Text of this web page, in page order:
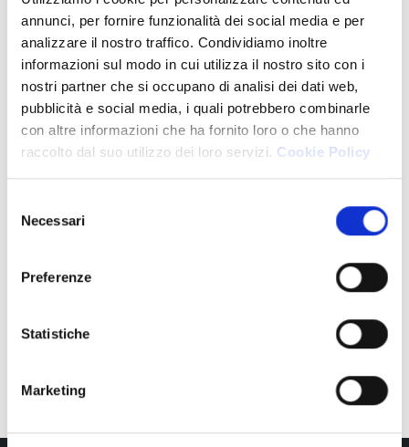
annunci, per fornire funzionalità dei social media e per
analizzare il nostro traffico. Condividiamo inoltre
informazioni sul modo in cui utilizza il nostro sito con i
nostri partner che si occupano di analisi dei dati web,
pubblicità e social media, i quali potrebbero combinarle
con altre informazioni che ha fornito loro o che hanno
raccolto dal suo utilizzo dei loro servizi. Cookie Policy
delNecessari
Preferenze
Statistiche
Marketing
AREE TEMATICHE
UTILITÀ
CALENDARIO EVENTI
ODCEC MILANO GALA MEETING - 23
SETTEMBRE 2024
ESAME DI STATO 2
SETTEMBRE 2025
ESITI DELL'ELEZIONI SVOLTESI NEI
PROSSIMI EVENTI